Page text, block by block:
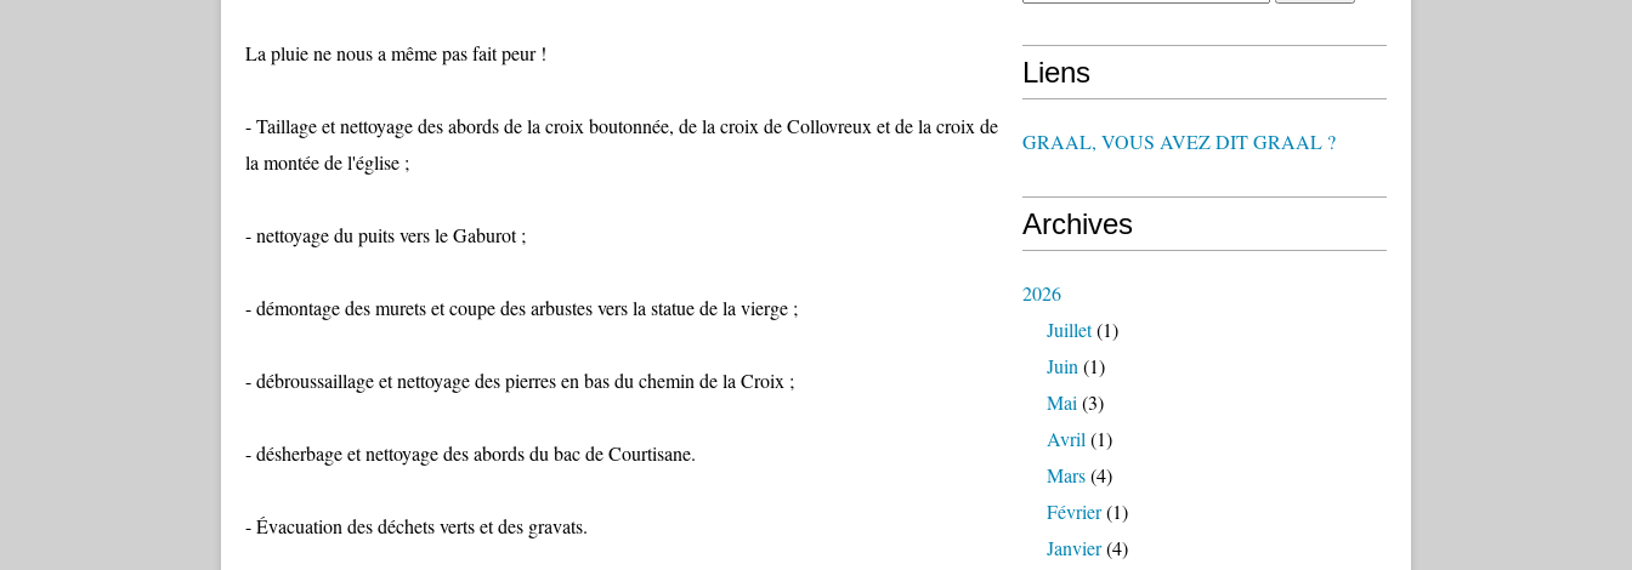
La pluie ne nous a même pas fait peur !
- Taillage et nettoyage des abords de la croix boutonnée, de la croix de Collovreux et de la croix de
la montée de l'église ;
- nettoyage du puits vers le Gaburot ;
- démontage des murets et coupe des arbustes vers la statue de la vierge ;
- débroussaillage et nettoyage des pierres en bas du chemin de la Croix ;
- désherbage et nettoyage des abords du bac de Courtisane.
- Évacuation des déchets verts et des gravats.
Liens
GRAAL, VOUS AVEZ DIT GRAAL ?
Archives
2026
Juillet(1)
Juin (1)
Mai (3)
Avril (1)
Mars(4)
Février(1)
Janvier(4)